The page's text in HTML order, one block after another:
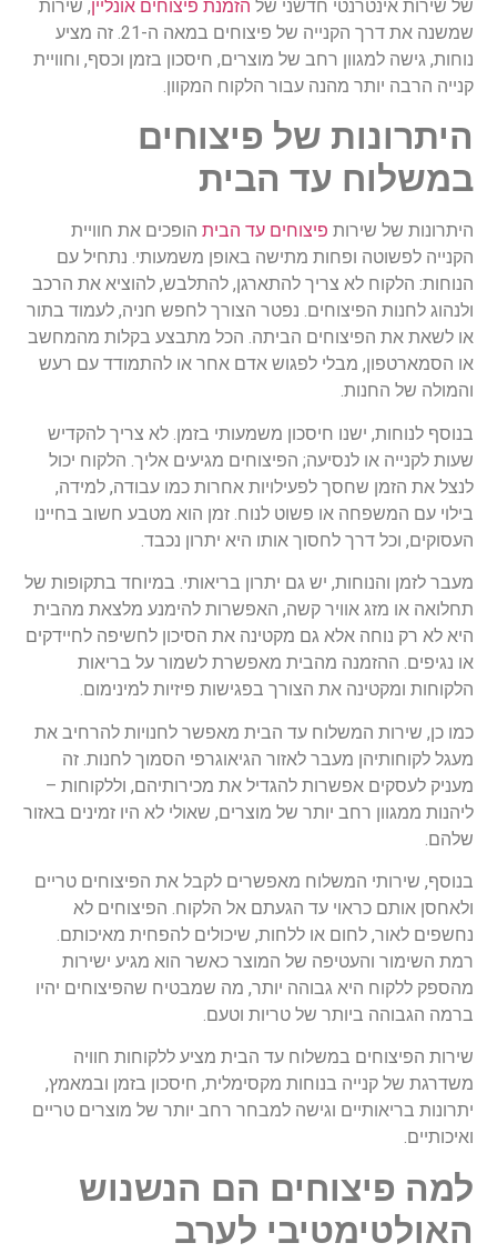
של שירות אינטרנטי חדשני של הזמנת פיצוחים אונליין, שירות
שמשנה את דרך הקנייה של פיצוחים במאה ה-21. זה מציע
נוחות, גישה למגוון רחב של מוצרים, חיסכון בזמן וכסף, וחוויית
קנייה הרבה יותר מהנה עבור הלקוח המקוון.
היתרונות של פיצוחים
במשלוח עד הבית
היתרונות של שירות פיצוחים עד הבית הופכים את חוויית
הקנייה לפשוטה ופחות מתישה באופן משמעותי. נתחיל עם
הנוחות: הלקוח לא צריך להתארגן, להתלבש, להוציא את הרכב
ולנהוג לחנות הפיצוחים. נפטר הצורך לחפש חניה, לעמוד בתור
או לשאת את הפיצוחים הביתה. הכל מתבצע בקלות מהמחשב
או הסמארטפון, מבלי לפגוש אדם אחר או להתמודד עם רעש
והמולה של החנות.
בנוסף לנוחות, ישנו חיסכון משמעותי בזמן. לא צריך להקדיש
שעות לקנייה או לנסיעה; הפיצוחים מגיעים אליך. הלקוח יכול
לנצל את הזמן שחסך לפעילויות אחרות כמו עבודה, למידה,
בילוי עם המשפחה או פשוט לנוח. זמן הוא מטבע חשוב בחיינו
העסוקים, וכל דרך לחסוך אותו היא יתרון נכבד.
מעבר לזמן והנוחות, יש גם יתרון בריאותי. במיוחד בתקופות של
תחלואה או מזג אוויר קשה, האפשרות להימנע מלצאת מהבית
היא לא רק נוחה אלא גם מקטינה את הסיכון לחשיפה לחיידקים
או נגיפים. ההזמנה מהבית מאפשרת לשמור על בריאות
הלקוחות ומקטינה את הצורך בפגישות פיזיות למינימום.
כמו כן, שירות המשלוח עד הבית מאפשר לחנויות להרחיב את
מעגל לקוחותיהן מעבר לאזור הגיאוגרפי הסמוך לחנות. זה
מעניק לעסקים אפשרות להגדיל את מכירותיהם, וללקוחות –
ליהנות ממגוון רחב יותר של מוצרים, שאולי לא היו זמינים באזור
שלהם.
בנוסף, שירותי המשלוח מאפשרים לקבל את הפיצוחים טריים
ולאחסן אותם כראוי עד הגעתם אל הלקוח. הפיצוחים לא
נחשפים לאור, לחום או ללחות, שיכולים להפחית מאיכותם.
רמת השימור והעטיפה של המוצר כאשר הוא מגיע ישירות
מהספק ללקוח היא גבוהה יותר, מה שמבטיח שהפיצוחים יהיו
ברמה הגבוהה ביותר של טריות וטעם.
שירות הפיצוחים במשלוח עד הבית מציע ללקוחות חוויה
משדרגת של קנייה בנוחות מקסימלית, חיסכון בזמן ובמאמץ,
יתרונות בריאותיים וגישה למבחר רחב יותר של מוצרים טריים
ואיכותיים.
למה פיצוחים הם הנשנוש
האולטימטיבי לערב